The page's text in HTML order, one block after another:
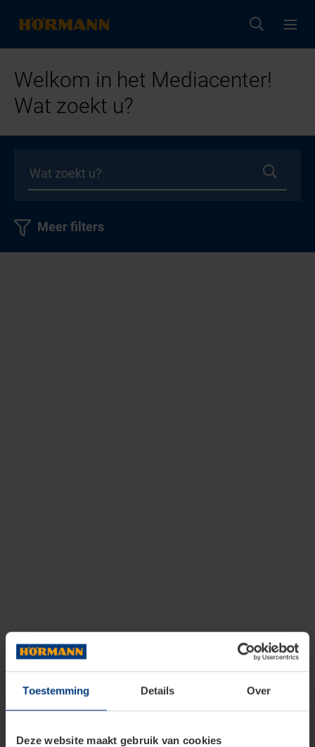
Toestemming Details Over
Deze website maakt gebruik van cookies
Welkom in het Mediacenter!
Wat zoekt u?
Meer filters